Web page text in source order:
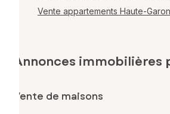
Vente appartements Haute-
Annonces immobilières
Vente de maisons